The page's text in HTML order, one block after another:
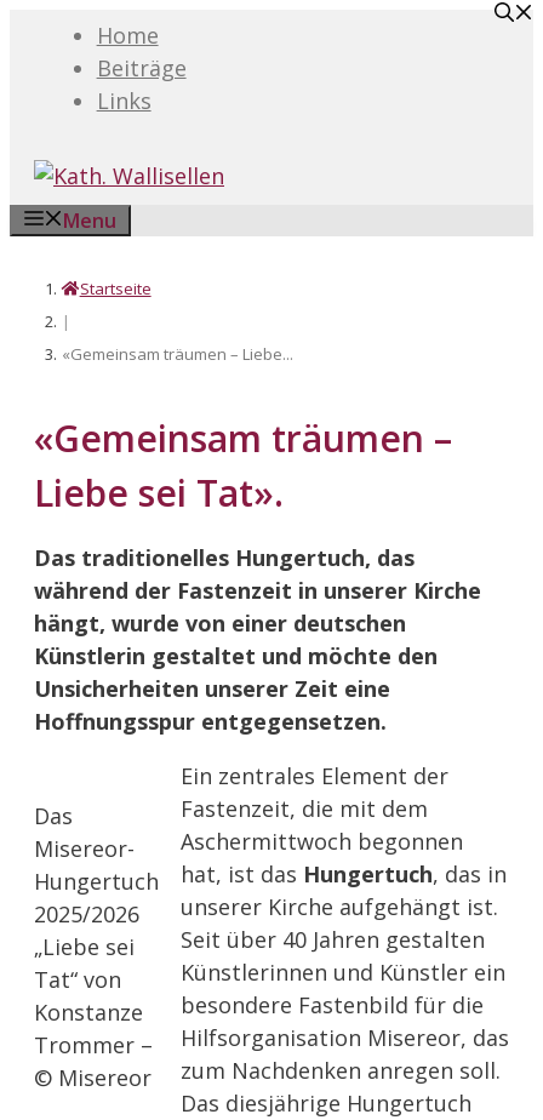
Home
Beiträge
Links
Menu
Startseite
|
«Gemeinsam träumen – Liebe...
«Gemeinsam träumen –
Liebe sei Tat».
Das traditionelles Hungertuch, das
während der Fastenzeit in unserer Kirche
hängt, wurde von einer deutschen
Künstlerin gestaltet und möchte den
Unsicherheiten unserer Zeit eine
Hoffnungsspur entgegensetzen.
Das
Misereor-
Hungertuch
2025/2026
„Liebe sei
Tat“ von
Konstanze
Trommer –
© Misereor
Ein zentrales Element der
Fastenzeit, die mit dem
Aschermittwoch begonnen
hat, ist das Hungertuch, das in
unserer Kirche aufgehängt ist.
Seit über 40 Jahren gestalten
Künstlerinnen und Künstler ein
besondere Fastenbild für die
Hilfsorganisation Misereor, das
zum Nachdenken anregen soll.
Das diesjährige Hungertuch